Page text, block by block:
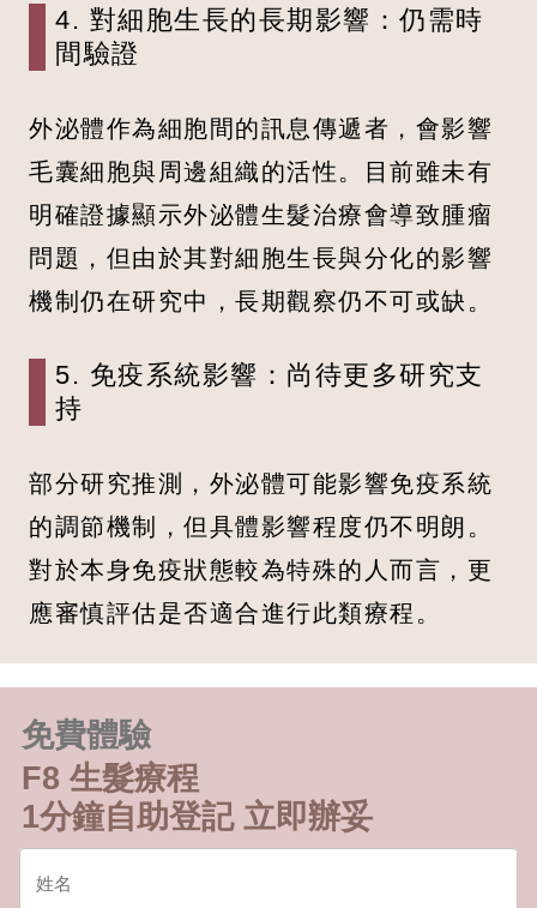
4. 對細胞生長的長期影響：仍需時
間驗證
外泌體作為細胞間的訊息傳遞者，會影響
毛囊細胞與周邊組織的活性。目前雖未有
明確證據顯示外泌體生髮治療會導致腫瘤
問題，但由於其對細胞生長與分化的影響
機制仍在研究中，長期觀察仍不可或缺。
5. 免疫系統影響：尚待更多研究支
持
部分研究推測，外泌體可能影響免疫系統
的調節機制，但具體影響程度仍不明朗。
對於本身免疫狀態較為特殊的人而言，更
應審慎評估是否適合進行此類療程。
免費體驗
F8 生髮療程
1分鐘自助登記 立即辦妥